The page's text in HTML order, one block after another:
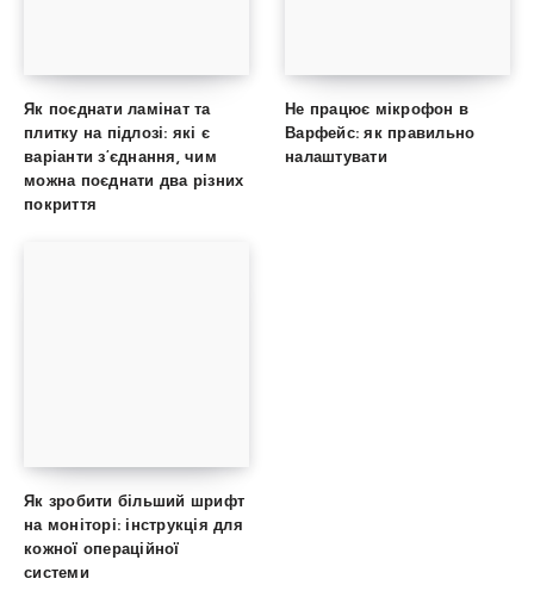
Як поєднати ламінат та
плитку на підлозі: які є
варіанти з’єднання, чим
можна поєднати два різних
покриття
Не працює мікрофон в
Варфейс: як правильно
налаштувати
Як зробити більший шрифт
на моніторі: інструкція для
кожної операційної
системи